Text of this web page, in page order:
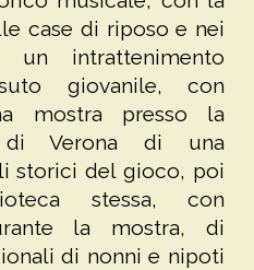
case di riposo e nei
intrattenimento
giovanile, con
mostra presso la
di Verona di una
storici del gioco, poi
stessa, con
la mostra, di
di nonni e nipoti